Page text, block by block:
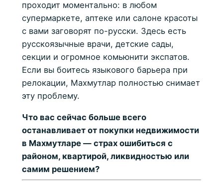
проходит моментально: в любом
супермаркете, аптеке или салоне красоты
с вами заговорят по-русски. Здесь есть
русскоязычные врачи, детские сады,
секции и огромное комьюнити экспатов.
Если вы боитесь языкового барьера при
релокации, Махмутлар полностью снимает
эту проблему.
Что вас сейчас больше всего
останавливает от покупки недвижимости
в Махмутларе — страх ошибиться с
районом, квартирой, ликвидностью или
самим решением?